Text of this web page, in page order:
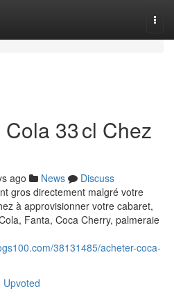
33 cl Chez
ago News
Discuss
gros directement malgré votre
à approvisionner votre cabaret,
Fanta, Coca Cherry, palmeraie
38131485/acheter-coca-
Upvoted